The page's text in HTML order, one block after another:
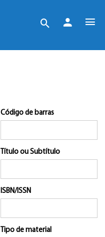
Código de barras
Título ou Subtítulo
ISBN/ISSN
Tipo de material